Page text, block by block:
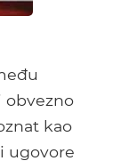
obvezno
kao
ugovore